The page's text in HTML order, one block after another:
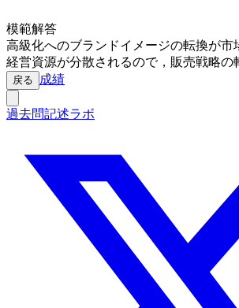
模範解答
高級化へのブランドイメージの転換が市
経営資源が分散されるので，販売戦略の
戻る 成績
過去問記述ラボ